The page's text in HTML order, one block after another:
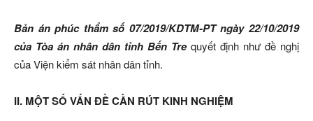
Bản án phúc thẩm số 07/2019/KDTM-PT ngày 22/10/2019
của Tòa án nhân dân tỉnh Bến Trequyết định như đề nghị
của Viện kiểm sát nhân dân tỉnh.
II. MỘT SỐ VẤN ĐỀ CẦN RÚT KINH NGHIỆM